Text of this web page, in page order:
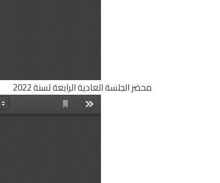
محضر الجلسة العادية الرابعة لسنة 2022